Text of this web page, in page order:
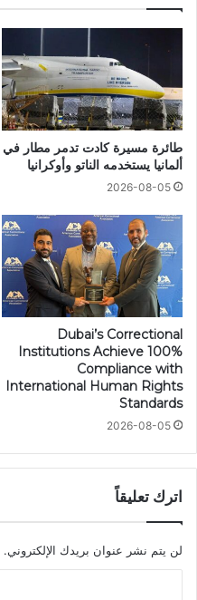
طائرة مسيرة كادت تدمر مطار في
ألمانيا يستخدمه الناتو وأوكرانيا
2026-08-05
Dubai’s Correctional
Institutions Achieve 100%
Compliance with
International Human Rights
Standards
2026-08-05
اترك تعليقاً
لن يتم نشر عنوان بريدك الإلكتروني.